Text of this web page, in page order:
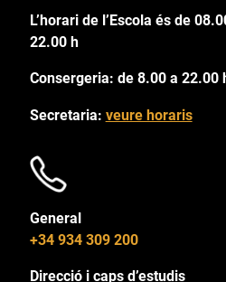
L’horari de l’Escola és de
22.00 h
Consergeria: de 8.00 a 22.00
Secretaria: veure horaris
General
+34 934 309 200
Direcció i caps d’estudis